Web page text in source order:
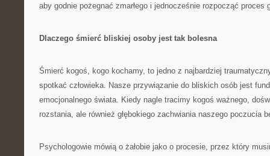
aby godnie pożegnać zmarłego i jednocześnie rozpocząć proces
Dlaczego śmierć bliskiej osoby jest tak bolesna
Śmierć kogoś, kogo kochamy, to jedno z najbardziej
spotkać człowieka. Nasze przywiązanie do bliskich osób jest
emocjonalnego świata. Kiedy nagle tracimy kogoś ważnego,
rozstania, ale również głębokiego zachwiania naszego poczucia
Psychologowie mówią o żałobie jako o procesie, przez który